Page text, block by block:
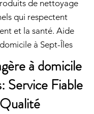
de nettoyage
qui respectent
et la santé. Aide
à Sept-Îles
à domicile
Service Fiable